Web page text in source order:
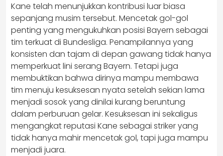
Kane telah menunjukkan kontribusi luar biasa
sepanjang musim tersebut. Mencetak gol-gol
penting yang mengukuhkan posisi Bayern sebagai
tim terkuat di Bundesliga. Penampilannya yang
konsisten dan tajam di depan gawang tidak hanya
memperkuat lini serang Bayern. Tetapi juga
membuktikan bahwa dirinya mampu membawa
tim menuju kesuksesan nyata setelah sekian lama
menjadi sosok yang dinilai kurang beruntung
dalam perburuan gelar. Kesuksesan ini sekaligus
mengangkat reputasi Kane sebagai striker yang
tidak hanya mahir mencetak gol, tapi juga mampu
menjadi juara.